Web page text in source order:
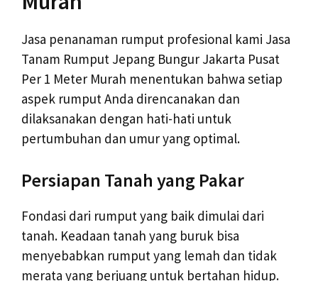
Jasa penanaman rumput profesional kami Jasa
Tanam Rumput Jepang Bungur Jakarta Pusat
Per 1 Meter Murah menentukan bahwa setiap
aspek rumput Anda direncanakan dan
dilaksanakan dengan hati-hati untuk
pertumbuhan dan umur yang optimal.
Persiapan Tanah yang Pakar
Fondasi dari rumput yang baik dimulai dari
tanah. Keadaan tanah yang buruk bisa
menyebabkan rumput yang lemah dan tidak
merata yang berjuang untuk bertahan hidup.